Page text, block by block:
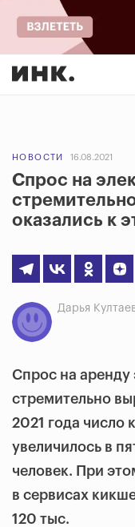
НОВОСТИ 16.08.2021
Спрос на
оказались к
Дарья
Спрос на аренду
стремительно
2021 года число
увеличилось в
человек. При
в сервисах
120 тыс.